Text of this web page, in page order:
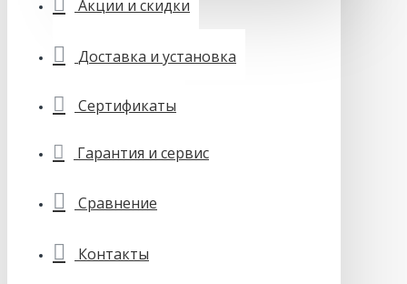
Акции и скидки
Доставка и установка
Сертификаты
Гарантия и сервис
Сравнение
Контакты